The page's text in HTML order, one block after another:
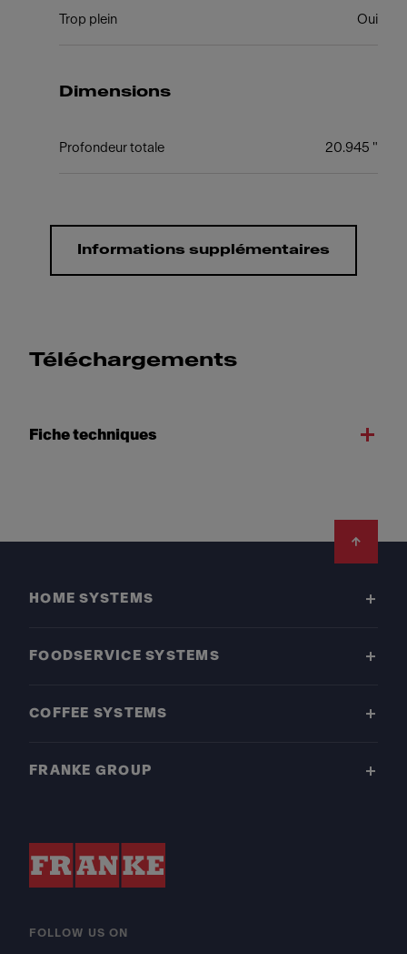
Trop plein Oui
Dimensions
Profondeur totale 20.945 "
Informations supplémentaires
Téléchargements
Fiche techniques
HOME SYSTEMS
FOODSERVICE SYSTEMS
COFFEE SYSTEMS
FRANKE GROUP
FOLLOW US ON